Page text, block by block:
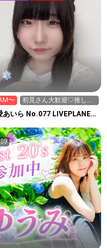
〜
初見さん大歓迎♡推しか
おすすめのアニメを教え
て！
あいら No.077 LIVEPLANET